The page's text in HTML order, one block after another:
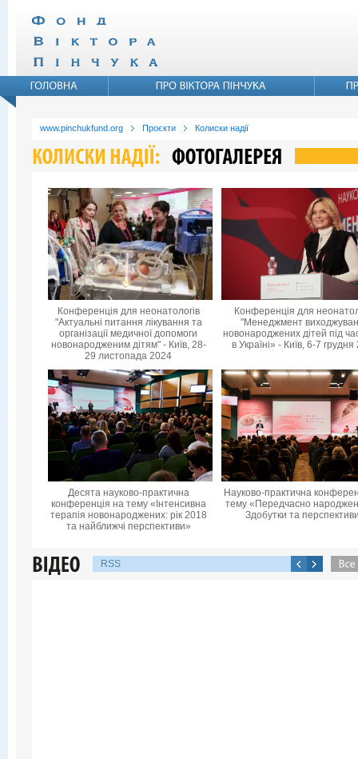
www.pinchukfund.org Проєкти Колиски надії
Конференція для неонатологів
"Актуальні питання лікування та
організації медичної допомоги
новонародженим дітям" - Київ, 28-
29 листопада 2024
Конференція для
"Менеджмент
новонароджених дітей під
в Україні» - Київ, 6-7
Десята науково-практична
конференцiя на тему «Інтенсивна
терапія новонароджених: рік 2018
та найближчі перспективи»
Науково-практична
тему «Передчасно
Здобутки та
RSS